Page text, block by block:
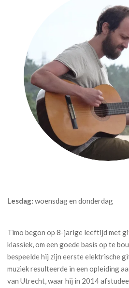
Lesdag: woensdag en donderdag
Timo begon op 8-jarige leeftijd met
klassiek, om een goede basis op te
bespeelde hij zijn eerste elektrische
muziek resulteerde in een opleiding
van Utrecht, waar hij in 2014